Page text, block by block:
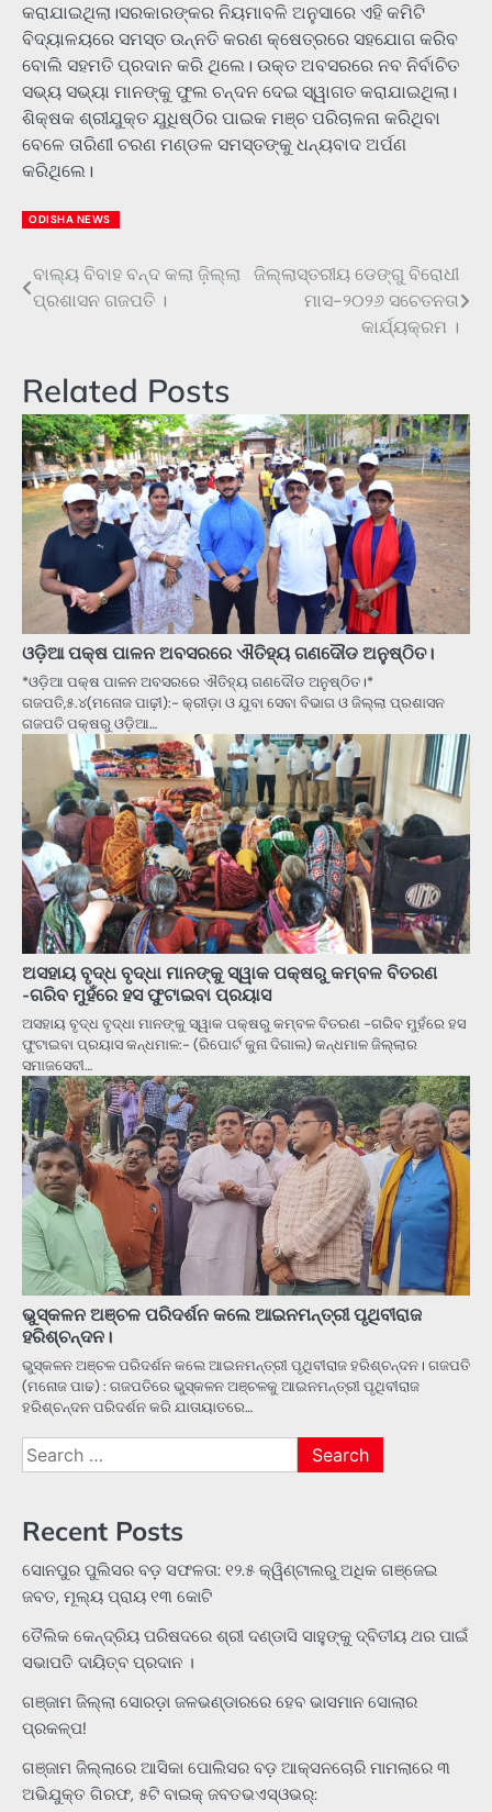
କରାଯାଇଥିଲା।ସରକାରଙ୍କର ନିୟମାବଳି ଅନୁସାରେ ଏହି କମିଟି
ବିଦ୍ୟାଳୟରେ ସମସ୍ତ ଉନ୍ନତି କରଣ କ୍ଷେତ୍ରରେ ସହଯୋଗ କରିବ
ବୋଲି ସହମତି ପ୍ରଦାନ କରି ଥିଲେ। ଉକ୍ତ ଅବସରରେ ନବ ନିର୍ବାଚିତ
ସଭ୍ୟ ସଭ୍ୟା ମାନଙ୍କୁ ଫୁଲ ଚନ୍ଦନ ଦେଇ ସ୍ୱାଗତ କରାଯାଇଥିଲା।
ଶିକ୍ଷକ ଶ୍ରୀଯୁକ୍ତ ଯୁଧିଷ୍ଠିର ପାଇକ ମଞ୍ଚ ପରିଚାଳନା କରିଥିବା
ବେଳେ ତାରିଣୀ ଚରଣ ମଣ୍ଡଳ ସମସ୍ତଙ୍କୁ ଧନ୍ୟବାଦ ଅର୍ପଣ
କରିଥିଲେ।
ODISHA NEWS
Post
navigation
ବାଲ୍ୟ ବିବାହ ବନ୍ଦ କଲା ଜ଼ିଲ୍ଲା
ପ୍ରଶାସନ ଗଜପତି ।
ଜିଲ୍ଲାସ୍ତରୀୟ ଡେଙ୍ଗୁ ବିରୋଧୀ
ମାସ-୨୦୨୬ ସଚେତନତା
କାର୍ଯ୍ୟକ୍ରମ ।
Related Posts
ଓଡ଼ିଆ ପକ୍ଷ ପାଳନ ଅବସରରେ ଐତିହ୍ୟ ଗଣଦୌଡ ଅନୁଷ୍ଠିତ।
*ଓଡ଼ିଆ ପକ୍ଷ ପାଳନ ଅବସରରେ ଐତିହ୍ୟ ଗଣଦୌଡ ଅନୁଷ୍ଠିତ।*
ଗଜପତି,୫.୪(ମନୋଜ ପାଢ଼ୀ):- କ୍ରୀଡ଼ା ଓ ଯୁବା ସେବା ବିଭାଗ ଓ ଜିଲ୍ଲା ପ୍ରଶାସନ
ଗଜପତି ପକ୍ଷରୁ ଓଡ଼ିଆ…
ଅସହାୟ ବୃଦ୍ଧ ବୃଦ୍ଧା ମାନଙ୍କୁ ସ୍ୱାକ ପକ୍ଷରୁ କମ୍ବଳ ବିତରଣ
-ଗରିବ ମୁହଁରେ ହସ ଫୁଟାଇବା ପ୍ରୟାସ
ଅସହାୟ ବୃଦ୍ଧ ବୃଦ୍ଧା ମାନଙ୍କୁ ସ୍ୱାକ ପକ୍ଷରୁ କମ୍ବଳ ବିତରଣ -ଗରିବ ମୁହଁରେ ହସ
ଫୁଟାଇବା ପ୍ରୟାସ କନ୍ଧମାଳ:- (ରିପୋର୍ଟ କୁନା ଦିଗାଲ) କନ୍ଧମାଳ ଜିଲ୍ଲାର
ସମାଜସେବୀ…
ଭୁସ୍କଳନ ଅଞ୍ଚଳ ପରିଦର୍ଶନ କଲେ ଆଇନମନ୍ତ୍ରୀ ପୃଥିବୀରାଜ
ହରିଶ୍ଚନ୍ଦନ।
ଭୁସ୍କଳନ ଅଞ୍ଚଳ ପରିଦର୍ଶନ କଲେ ଆଇନମନ୍ତ୍ରୀ ପୃଥିବୀରାଜ ହରିଶ୍ଚନ୍ଦନ। ଗଜପତି
(ମନୋଜ ପାଢ) : ଗଜପତିରେ ଭୁସ୍କଳନ ଅଞ୍ଚଳକୁ ଆଇନମନ୍ତ୍ରୀ ପୃଥିବୀରାଜ
ହରିଶ୍ଚନ୍ଦନ ପରିଦର୍ଶନ କରି ଯାତାୟାତରେ…
Search
for:
Recent Posts
ସୋନପୁର ପୁଲିସର ବଡ଼ ସଫଳତା: ୧୨.୫ କ୍ୱିଣ୍ଟାଲରୁ ଅଧିକ ଗଞ୍ଜେଇ
ଜବତ, ମୂଲ୍ୟ ପ୍ରାୟ ୧୩ କୋଟି
ତୈଲିକ କେନ୍ଦ୍ରିୟ ପରିଷଦରେ ଶ୍ରୀ ଦଣ୍ଡାସି ସାହୁଙ୍କୁ ଦ୍ବିତୀୟ ଥର ପାଇଁ
ସଭାପତି ଦାୟିତ୍ବ ପ୍ରଦାନ ।
ଗଞ୍ଜାମ ଜିଲ୍ଲା ସୋରଡ଼ା ଜଳଭଣ୍ଡାରରେ ହେବ ଭାସମାନ ସୋଲାର
ପ୍ରକଳ୍ପ!
ଗଞ୍ଜାମ ଜିଲ୍ଲାରେ ଆସିକା ପୋଲିସର ବଡ଼ ଆକ୍ସନଚୋରି ମାମଲାରେ ୩
ଅଭିଯୁକ୍ତ ଗିରଫ, ୫ଟି ବାଇକ୍ ଜବତଭଏସ୍‌ଓଭର୍: